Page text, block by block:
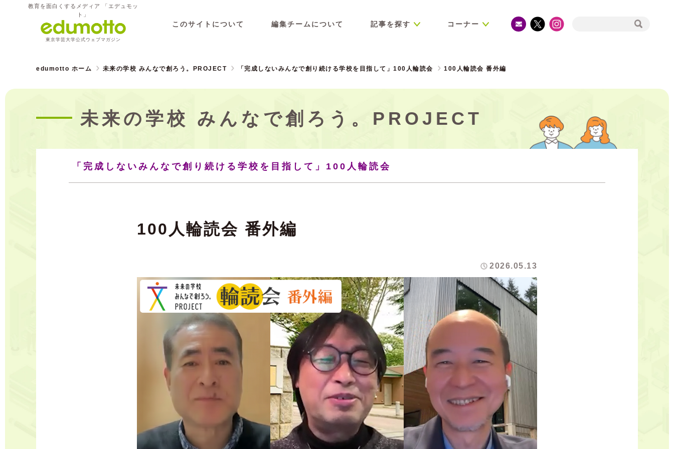
教育を面白くするメディア 「エデュモッ
ト」
東京学芸大学公式ウェブマガジン
このサイトについて 編集チームについて 記事を探す コーナー
edumotto ホーム 未来の学校 みんなで創ろう。PROJECT 「完成しないみんなで創り続ける学校を目指して」100人輪読会 100人輪読会 番外編
未来の学校 みんなで創ろう。PROJECT
「完成しないみんなで創り続ける学校を目指して」100人輪読会
100人輪読会 番外編
2026.05.13